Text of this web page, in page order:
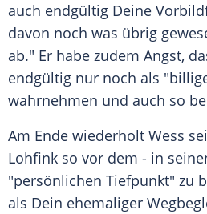
auch endgültig Deine
davon noch was übrig
ab." Er habe zudem Angst,
endgültig nur noch als
wahrnehmen und auch so
Am Ende wiederholt Wess
Lohfink so vor dem - in
"persönlichen Tiefpunkt" zu
als Dein ehemaliger